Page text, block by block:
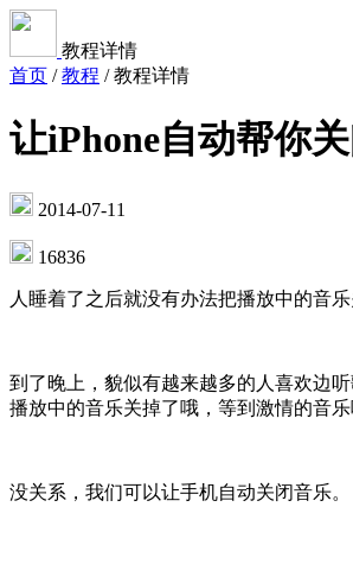
教程详情
首页 / 教程 / 教程详情
让iPhone自动帮你
2014-07-11
16836
人睡着了之后就没有办法把播放中的音
到了晚上，貌似有越来越多的人喜欢边
播放中的音乐关掉了哦，等到激情的音
没关系，我们可以让手机自动关闭音乐。